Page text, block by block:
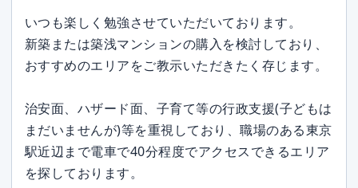
いつも楽しく勉強させていただいております。
新築または築浅マンションの購入を検討しており、
おすすめのエリアをご教示いただきたく存じます。
治安面、ハザード面、子育て等の行政支援(子どもは
まだいませんが)等を重視しており、職場のある東京
駅近辺まで電車で40分程度でアクセスできるエリア
を探しております。